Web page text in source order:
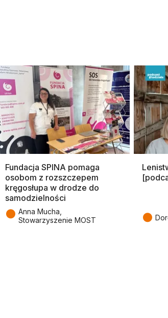
Fundacja SPINA pomaga
osobom z rozszczepem
kręgosłupa w drodze do
samodzielności
● Anna Mucha,
Stowarzyszenie MOST
●